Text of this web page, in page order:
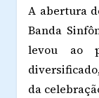
A abertura
Banda
levou ao
da